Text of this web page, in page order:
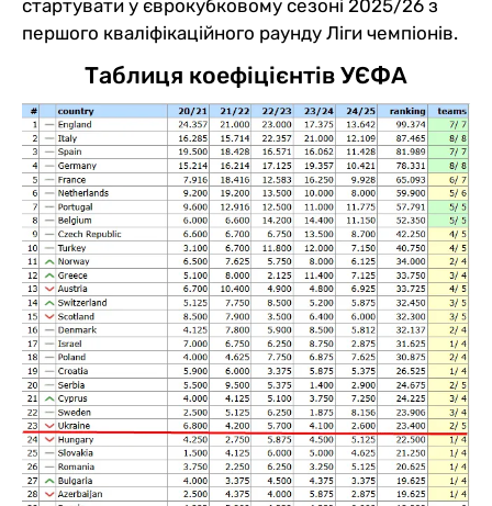
стартувати у єврокубковому сезоні 2025/26 з
першого кваліфікаційного раунду Ліги чемпіонів.
Таблиця коефіцієнтів УЄФА